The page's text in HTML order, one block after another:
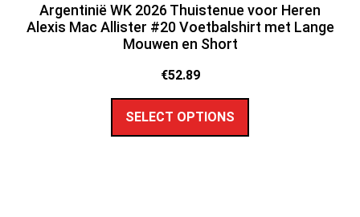
Argentinië WK 2026 Thuistenue voor Heren
Alexis Mac Allister #20 Voetbalshirt met Lange
Mouwen en Short
€52.89
SELECT OPTIONS